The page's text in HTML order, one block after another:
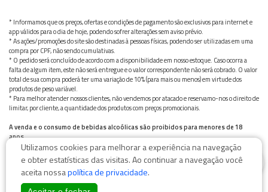
* Informamos que os preços, ofertas e condições de pagamento são exclusivos para internet e
app válidos para o dia de hoje, podendo sofrer alterações sem aviso prévio.
* As ações/promoções do site são destinadas à pessoas físicas, podendo ser utilizadas em uma
compra por CPF, não sendo cumulativas.
* O pedido será concluído de acordo com a disponibilidade em nosso estoque. Caso ocorra a
falta de algum item, este não será entregue e o valor correspondente não será cobrado. O valor
total de sua compra poderá ter uma variação de 10% (para mais ou menos) em virtude dos
produtos de peso variável.
* Para melhor atender nossos clientes, não vendemos por atacado e reservamo-nos o direito de
limitar, por cliente, a quantidade dos produtos com preços promocionais.
A venda e o consumo de bebidas alcoólicas são proibidos para menores de 18
anos.
Bebida alcoólica pode causar dependência química e, em excesso, provoca graves males à saúde.
Beba com moderação
Utilizamos cookies para melhorar a experiência na navegação
e obter estatísticas das visitas. Ao continuar a navegação você
aceita nossapolítica de privacidade.